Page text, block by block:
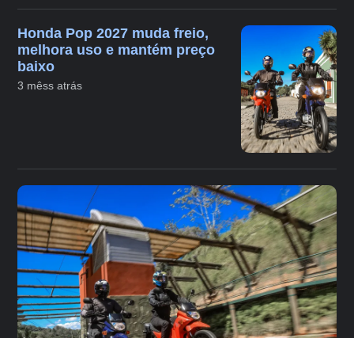
Honda Pop 2027 muda freio,
melhora uso e mantém preço
baixo
3 mêss atrás